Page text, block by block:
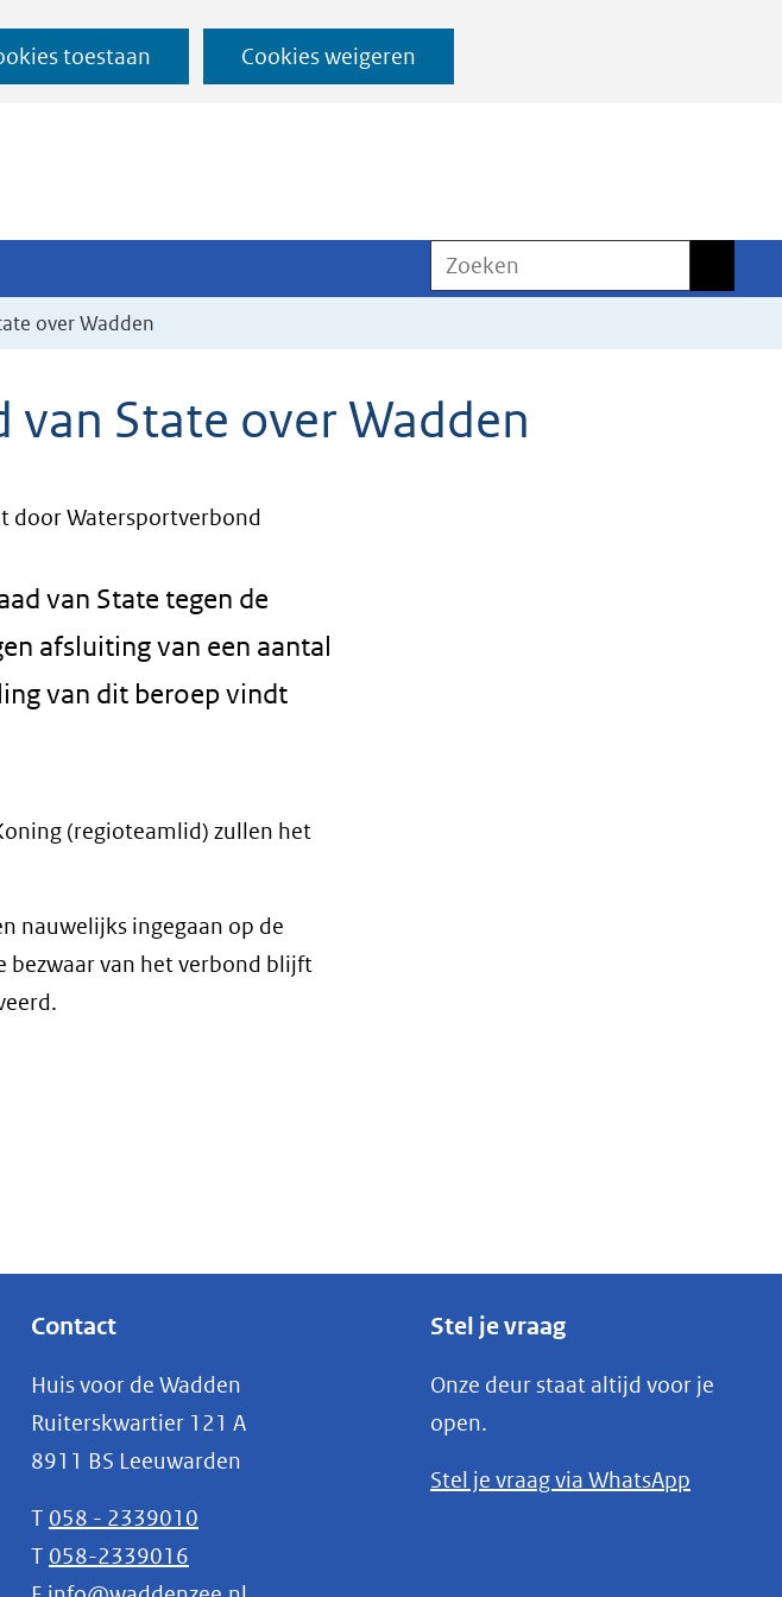
toestaan Cookies weigeren
Ga
naar
Zoeken
over Wadden
State over Wadden
door Watersportverbond
van State tegen de
afsluiting van een aantal
van dit beroep vindt
(regioteamlid) zullen het
nauwelijks ingegaan op de
bezwaar van het verbond blijft
Contact
Huis voor de Wadden
Ruiterskwartier 121 A
8911 BS Leeuwarden
T 058 - 2339010
T 058-2339016
Stel je vraag
Onze deur staat altijd voor je
open.
Stel je vraag via WhatsApp